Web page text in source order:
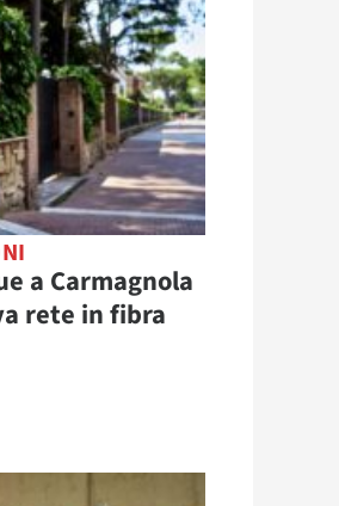
a Carmagnola
rete in fibra